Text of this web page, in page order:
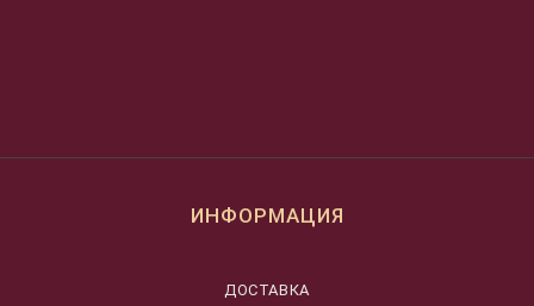
ИНФОРМАЦИЯ
ДОСТАВКА